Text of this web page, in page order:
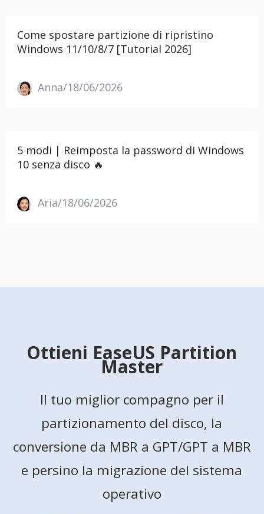
Come spostare partizione di ripristino
Windows 11/10/8/7 [Tutorial 2026]
Anna/18/06/2026
5 modi | Reimposta la password di Windows
10 senza disco 🔥
Aria/18/06/2026
Ottieni EaseUS Partition
Master
Il tuo miglior compagno per il
partizionamento del disco, la
conversione da MBR a GPT/GPT a MBR
e persino la migrazione del sistema
operativo